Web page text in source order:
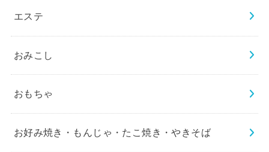
エステ
おみこし
おもちゃ
お好み焼き・もんじゃ・たこ焼き・やきそば